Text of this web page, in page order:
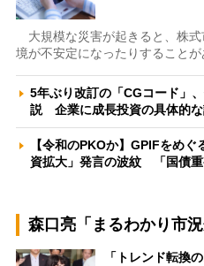
大規模な災害が起きると、株
境が不安定になったりすること
5年ぶり改訂の「CGコード」
説 企業に成長投資の具体的
【令和のPKOか】GPIFをめ
資拡大」発言の波紋 「国債
森口亮「まるわかり市況
「トレンド転換